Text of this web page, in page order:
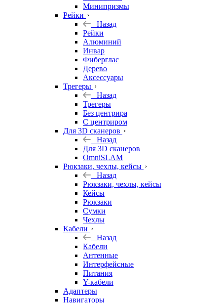
Минипризмы
Рейки
Назад
Рейки
Алюминий
Инвар
Фиберглас
Дерево
Аксессуары
Трегеры
Назад
Трегеры
Без центрира
С центриром
Для 3D сканеров
Назад
Для 3D сканеров
OmniSLAM
Рюкзаки, чехлы, кейсы
Назад
Рюкзаки, чехлы, кейсы
Кейсы
Рюкзаки
Сумки
Чехлы
Кабели
Назад
Кабели
Антенные
Интерфейсные
Питания
Y-кабели
Адаптеры
Навигаторы